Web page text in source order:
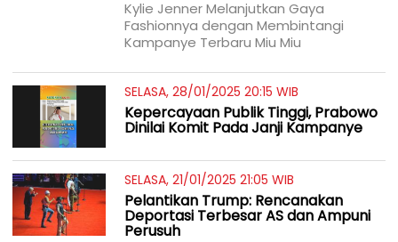
Kylie Jenner Melanjutkan Gaya
Fashionnya dengan Membintangi
Kampanye Terbaru Miu Miu
SELASA, 28/01/2025 20:15 WIB
Kepercayaan Publik Tinggi, Prabowo
Dinilai Komit Pada Janji Kampanye
SELASA, 21/01/2025 21:05 WIB
Pelantikan Trump: Rencanakan
Deportasi Terbesar AS dan Ampuni
Perusuh